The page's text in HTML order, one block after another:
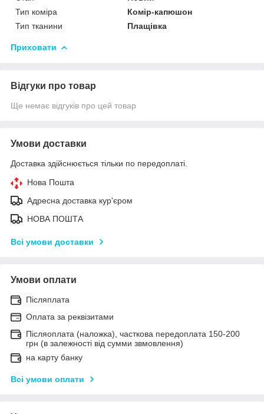
Тип коміра
Комір-капюшон
Тип тканини
Плащівка
Приховати
Відгуки про товар
Ще немає відгуків про цей товар
Умови доставки
Доставка здійснюється тільки по передоплаті.
Нова Пошта
Адресна доставка кур'єром
НОВА ПОШТА
Всі умови доставки
Умови оплати
Післяплата
Оплата за реквізитами
Післяоплата (наложка), часткова передоплата 150-200
грн (в залежності від сумми звмовлення)
на карту банку
Всі умови оплати